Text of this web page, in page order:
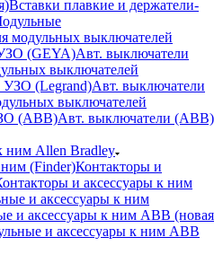
Вставки плавкие и держатели-
модульных выключателей
(GEYA)Авт. выключатели
выключателей
УЗО (Legrand)Авт. выключатели
выключателей
(ABB)Авт. выключатели (ABB)
ним Allen Bradley
(Finder)Контакторы и
и аксессуары к ним
и аксессуары к ним
и аксессуары к ним ABB (новая
и аксессуары к ним ABB